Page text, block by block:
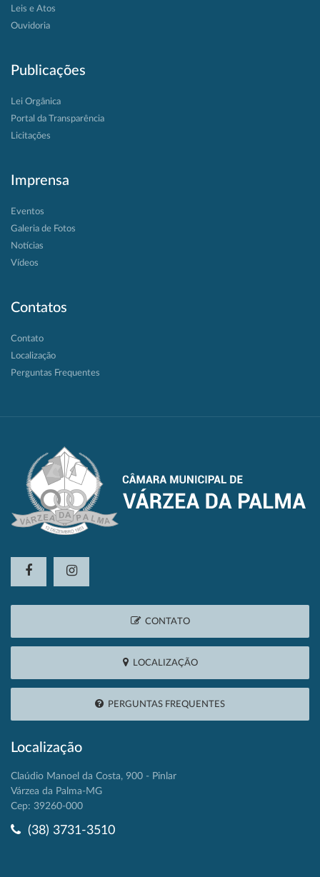
Leis e Atos
Ouvidoria
Publicações
Lei Orgânica
Portal da Transparência
Licitações
Imprensa
Eventos
Galeria de Fotos
Notícias
Vídeos
Contatos
Contato
Localização
Perguntas Frequentes
CONTATO
LOCALIZAÇÃO
PERGUNTAS FREQUENTES
Localização
Claúdio Manoel da Costa, 900 - Pinlar
Várzea da Palma-MG
Cep: 39260-000
(38) 3731-3510